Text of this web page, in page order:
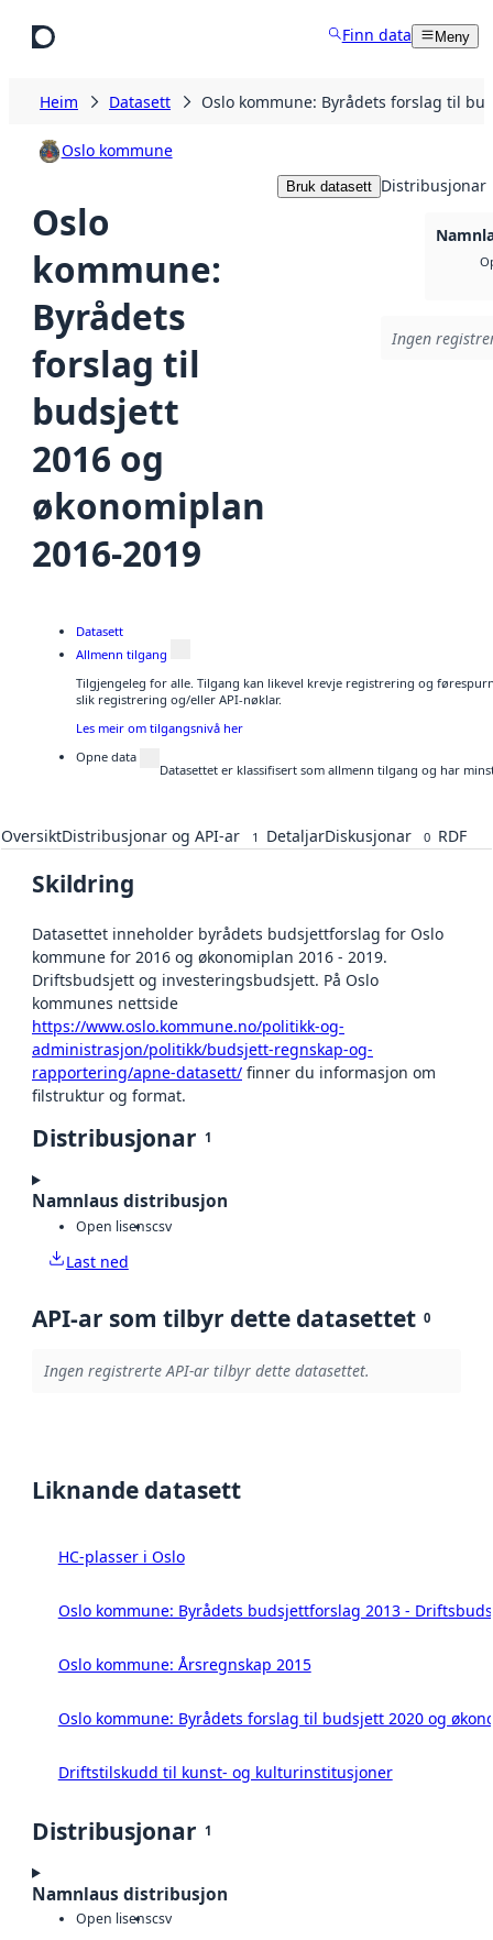
Finn data Meny
Heim Datasett Oslo kommune: Byrådets forslag til
Oslo kommune
Oslo
kommune:
Byrådets
forslag til
budsjett
2016 og
økonomiplan
2016-2019
Bruk datasett Distribusjonar
Ingen
Datasett
Allmenn tilgang
Tilgjengeleg for alle. Tilgang kan likevel krevje registrering og
slik registrering og/eller API-nøklar.
Les meir om tilgangsnivå her
Opne data
Datasettet er klassifisert som allmenn tilgang og har
OversiktDistribusjonar og API-ar 1 DetaljarDiskusjonar 0 RDF
Skildring
Datasettet inneholder byrådets budsjettforslag for Oslo
kommune for 2016 og økonomiplan 2016 - 2019.
Driftsbudsjett og investeringsbudsjett. På Oslo
kommunes nettside
https://www.oslo.kommune.no/politikk-og-
administrasjon/politikk/budsjett-regnskap-og-
rapportering/apne-datasett/ finner du informasjon om
filstruktur og format.
Distribusjonar 1
Namnlaus distribusjon
Open lisenscsv
Last ned
API-ar som tilbyr dette datasettet 0
Ingen registrerte API-ar tilbyr dette datasettet.
Liknande datasett
HC-plasser i Oslo
Oslo kommune: Byrådets budsjettforslag 2013 -
Oslo kommune: Årsregnskap 2015
Oslo kommune: Byrådets forslag til budsjett 2020 og
Driftstilskudd til kunst- og kulturinstitusjoner
Distribusjonar 1
Namnlaus distribusjon
Open lisenscsv